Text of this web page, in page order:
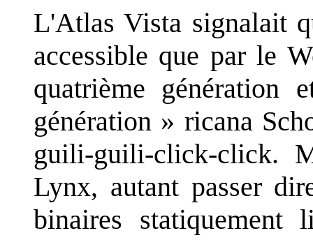
L'Atlas Vista signalait
accessible que par le
quatrième génération
génération » ricana
guili-guili-click-click.
Lynx, autant passer
binaires